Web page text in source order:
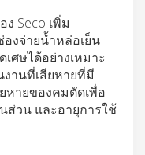
Seco เพิ่ม
งจ่ายน้ำหล่อเย็น
ศษได้อย่างเหมาะ
านที่เสียหายที่มี
หายของคมตัดเพื่อ
วน และอายุการใช้